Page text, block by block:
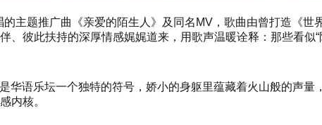
主题推广曲《亲爱的陌生人》及同名MV，歌曲由曾打造《世
彼此扶持的深厚情感娓娓道来，用歌声温暖诠释：那些看似
华语乐坛一个独特的符号，娇小的身躯里蕴藏着火山般的声量
内核。